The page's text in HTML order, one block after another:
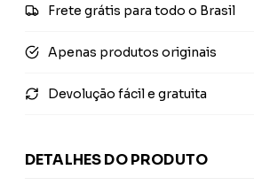
Frete grátis para todo o Brasil
Apenas produtos originais
Devolução fácil e gratuita
DETALHES DO PRODUTO